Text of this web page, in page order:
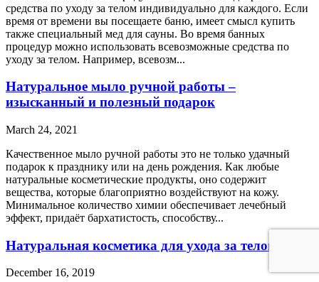
средства по уходу за телом индивидуально для каждого. Если
время от времени вы посещаете баню, имеет смысл купить
также специальный мед для сауны. Во время банных
процедур можно использовать всевозможные средства по
уходу за телом. Например, всевозм...
Натуральное мыло ручной работы –
изысканный и полезный подарок
March 24, 2021
Качественное мыло ручной работы это не только удачный
подарок к празднику или на день рождения. Как любые
натуральные косметические продукты, оно содержит
вещества, которые благоприятно воздействуют на кожу.
Минимальное количество химии обеспечивает лечебный
эффект, придаёт бархатистость, способству...
Натуральная косметика для ухода за телом
December 16, 2019